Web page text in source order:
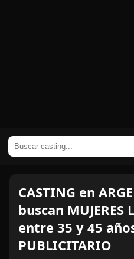
CASTING en
buscan MUJERES
entre 35 y 45
PUBLICITARIO